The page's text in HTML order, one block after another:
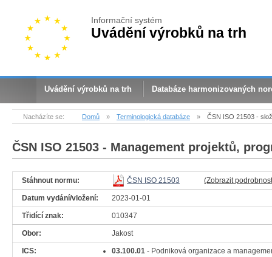
Informační systém
Uvádění výrobků na trh
Uvádění výrobků na trh Databáze harmonizovaných
Nacházíte se: Domů » Terminologická databáze » ČSN ISO 21503 -
ČSN ISO 21503 - Management projektů,
Stáhnout normu: ČSN ISO 21503 (Zobrazit
Datum vydání/vložení: 2023-01-01
Třidící znak: 010347
Obor: Jakost
ICS: 03.100.01 - Podniková organizace a